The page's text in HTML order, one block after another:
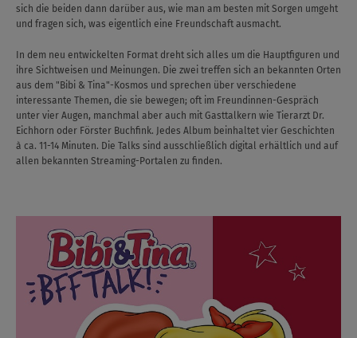
sich die beiden dann darüber aus, wie man am besten mit Sorgen umgeht
und fragen sich, was eigentlich eine Freundschaft ausmacht.
In dem neu entwickelten Format dreht sich alles um die Hauptfiguren und
ihre Sichtweisen und Meinungen. Die zwei treffen sich an bekannten Orten
aus dem "Bibi & Tina"-Kosmos und sprechen über verschiedene
interessante Themen, die sie bewegen; oft im Freundinnen-Gespräch
unter vier Augen, manchmal aber auch mit Gasttalkern wie Tierarzt Dr.
Eichhorn oder Förster Buchfink. Jedes Album beinhaltet vier Geschichten
à ca. 11-14 Minuten. Die Talks sind ausschließlich digital erhältlich und auf
allen bekannten Streaming-Portalen zu finden.